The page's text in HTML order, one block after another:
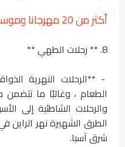
أكثر من 20 مهرجانا وموسما للزيت والزيتون بإيطاليا
8. ** رحلات الطهي **
- **الرحلات النهرية
الطعام ، وغالبًا ما
والرحلات الشاطئية إلى
الطرق الشهيرة نهر الراين
شرق آسيا.